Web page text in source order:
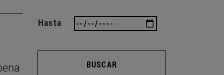
Hasta
BUSCAR